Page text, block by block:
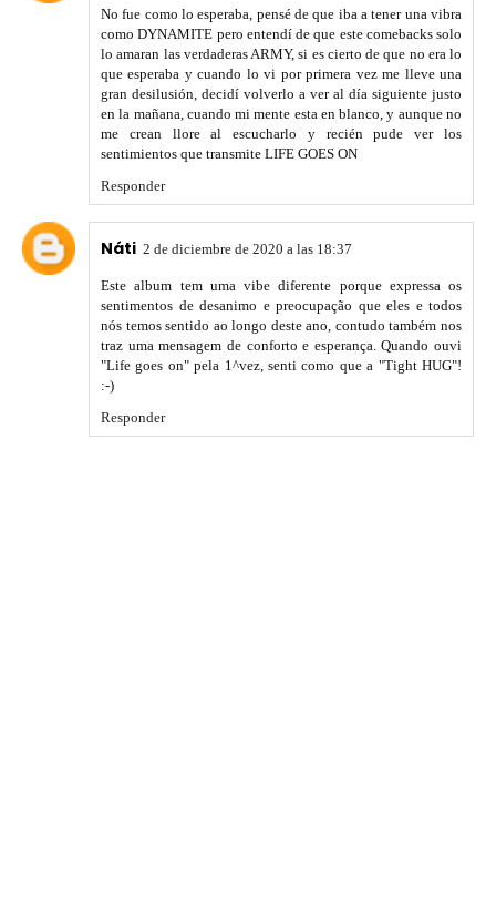
No fue como lo esperaba, pensé de que iba a tener una vibra
como DYNAMITE pero entendí de que este comebacks solo
lo amaran las verdaderas ARMY, si es cierto de que no era lo
que esperaba y cuando lo vi por primera vez me lleve una
gran desilusión, decidí volverlo a ver al día siguiente justo
en la mañana, cuando mi mente esta en blanco, y aunque no
me crean llore al escucharlo y recién pude ver los
sentimientos que transmite LIFE GOES ON
Responder
Náti 2 de diciembre de 2020 a las 18:37
Este album tem uma vibe diferente porque expressa os
sentimentos de desanimo e preocupação que eles e todos
nós temos sentido ao longo deste ano, contudo também nos
traz uma mensagem de conforto e esperança. Quando ouvi
"Life goes on" pela 1^vez, senti como que a "Tight HUG"!
:-)
Responder